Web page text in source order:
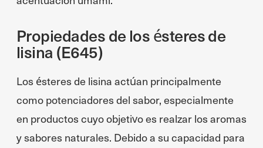
Propiedades de los ésteres de
lisina (E645)
Los ésteres de lisina actúan principalmente
como potenciadores del sabor, especialmente
en productos cuyo objetivo es realzar los aromas
y sabores naturales. Debido a su capacidad para